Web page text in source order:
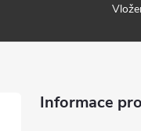
Informace